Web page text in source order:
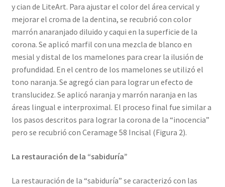
y cian de LiteArt. Para ajustar el color del área cervical y
mejorar el croma de la dentina, se recubrió con color
marrón anaranjado diluido y caqui en la superficie de la
corona. Se aplicó marfil con una mezcla de blanco en
mesial y distal de los mamelones para crear la ilusión de
profundidad. En el centro de los mamelones se utilizó el
tono naranja. Se agregó cian para lograr un efecto de
translucidez. Se aplicó naranja y marrón naranja en las
áreas lingual e interproximal. El proceso final fue similar a
los pasos descritos para lograr la corona de la “inocencia”
pero se recubrió con Ceramage 58 Incisal (Figura 2).
La restauración de la “sabiduría”
La restauración de la “sabiduría” se caracterizó con las